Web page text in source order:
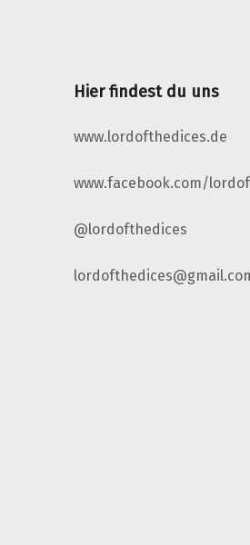
Hier findest du uns
www.lordofthedices.de
www.facebook.com/
@lordofthedices